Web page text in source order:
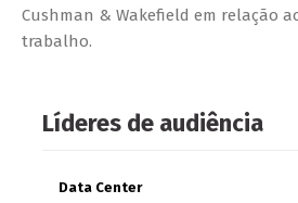
Cushman & Wakefield em relação
trabalho.
Líderes de audiência
Data Center